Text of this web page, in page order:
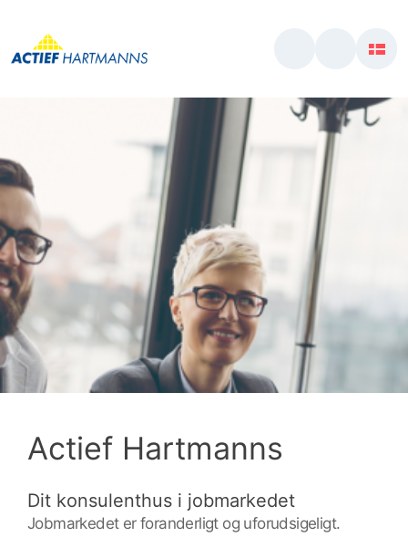
Actief Hartmanns
Dit konsulenthus i jobmarkedet
Jobmarkedet er foranderligt og uforudsigeligt.